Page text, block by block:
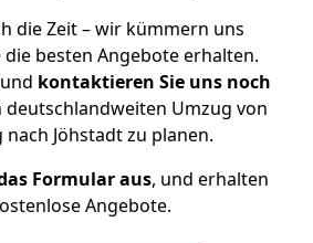
die Zeit – wir kümmern uns
die besten Angebote erhalten.
kontaktieren Sie uns noch
deutschlandweiten Umzug von
Jöhstadt zu planen.
Formular aus, und erhalten
Angebote.